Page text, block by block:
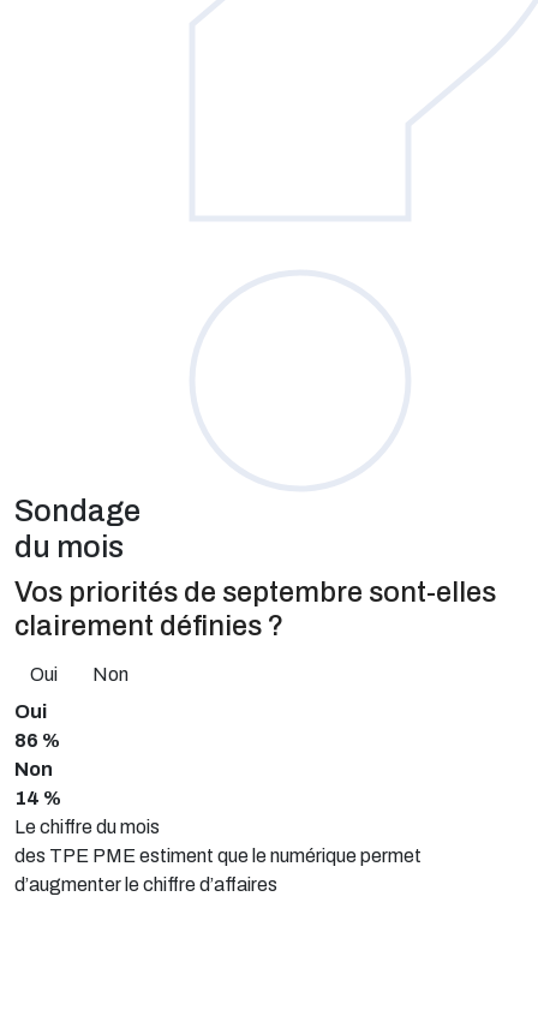
Sondage
du mois
Vos priorités de septembre sont-elles
clairement définies ?
Oui
Non
Oui
86 %
Non
14 %
Le chiffre du mois
des TPE PME estiment que le numérique permet
d’augmenter le chiffre d’affaires